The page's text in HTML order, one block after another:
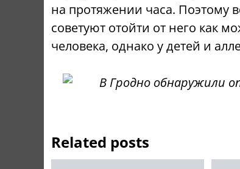
на протяжении часа. Поэтому
советуют отойти от него как
человека, однако у детей и
Related posts